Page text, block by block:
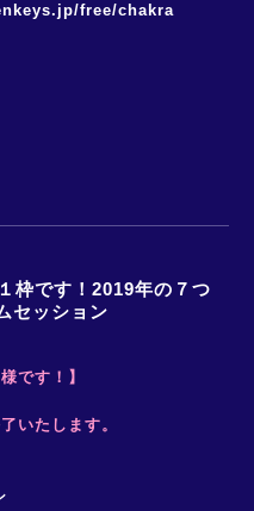
free/chakra
枠です！2019年の７つ
セッション
です！】
いたします。